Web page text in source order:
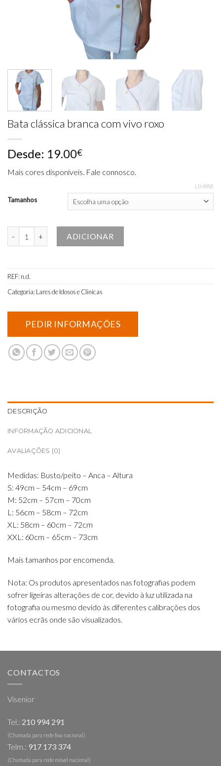
Bata clássica branca com vivo roxo
Desde: 19.00€
Mais cores disponíveis. Fale connosco.
Tamanhos
LIMPAR
ADICIONAR
REF: n.d.
Categoria: Lares de Idosos e Clinicas
DESCRIÇÃO
INFORMAÇÃO ADICIONAL
AVALIAÇÕES (0)
Medidas: Busto/peito – Anca – Altura
S: 49cm – 54cm – 69cm
M: 52cm – 57cm – 70cm
L: 56cm – 58cm – 72cm
XL: 58cm – 60cm – 72cm
XXL: 60cm – 65cm – 73cm
Mais tamanhos por encomenda.
Nota: Os produtos apresentados nas fotografias podem
sofrer ligeiras alterações de cor, devido à luz utilizada na
fotografia ou mesmo devido às diferentes calibrações dos
vários ecrãs onde são visualizados.
CONTACTOS
Visenior
Tel.: 210 994 291
(Chamada para rede fixa nacional)
Telm.: 917 173 374
(Chamada para rede móvel nacional)